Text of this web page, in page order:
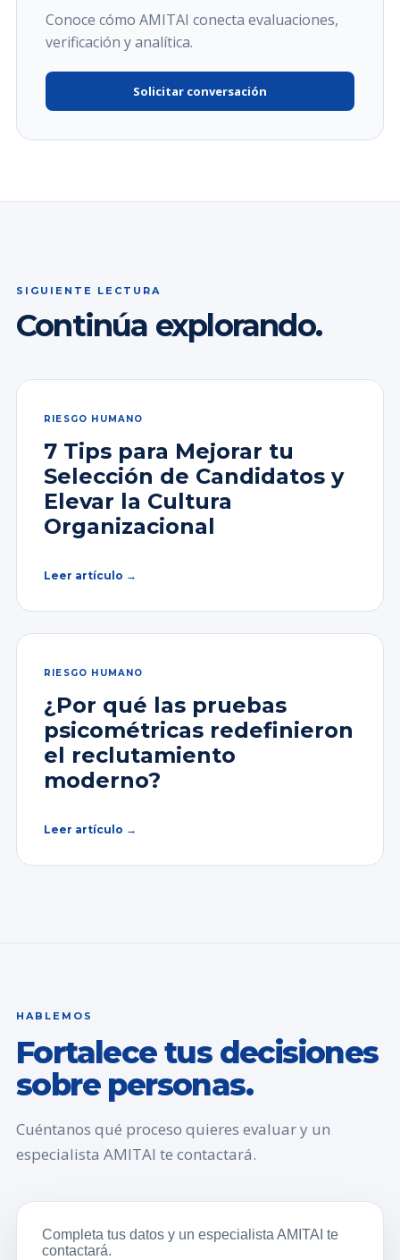
Conoce cómo AMITAI conecta evaluaciones,
verificación y analítica.
Solicitar conversación
SIGUIENTE LECTURA
Continúa explorando.
RIESGO HUMANO
7 Tips para Mejorar tu
Selección de Candidatos y
Elevar la Cultura
Organizacional
Leer artículo →
RIESGO HUMANO
¿Por qué las pruebas
psicométricas redefinieron
el reclutamiento
moderno?
Leer artículo →
HABLEMOS
Fortalece tus decisiones
sobre personas.
Cuéntanos qué proceso quieres evaluar y un
especialista AMITAI te contactará.